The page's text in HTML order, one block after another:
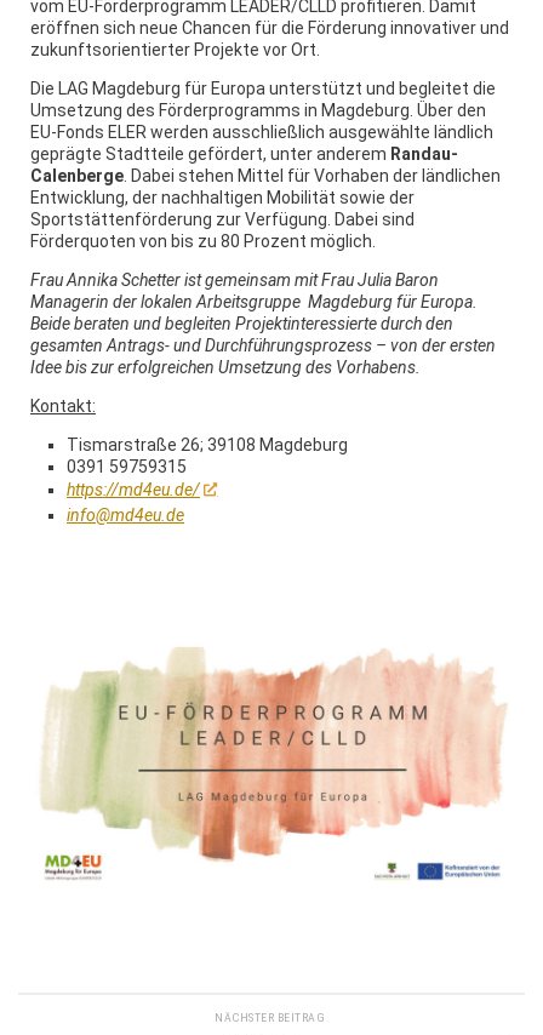
vom EU-Förderprogramm LEADER/CLLD profitieren. Damit
eröffnen sich neue Chancen für die Förderung innovativer und
zukunftsorientierter Projekte vor Ort.
Die LAG Magdeburg für Europa unterstützt und begleitet die
Umsetzung des Förderprogramms in Magdeburg. Über den
EU-Fonds ELER werden ausschließlich ausgewählte ländlich
geprägte Stadtteile gefördert, unter anderem Randau-
Calenberge . Dabei stehen Mittel für Vorhaben der ländlichen
Entwicklung, der nachhaltigen Mobilität sowie der
Sportstättenförderung zur Verfügung. Dabei sind
Förderquoten von bis zu 80 Prozent möglich.
Frau Annika Schetter ist gemeinsam mit Frau Julia Baron
Managerin der lokalen Arbeitsgruppe Magdeburg für Europa.
Beide beraten und begleiten Projektinteressierte durch den
gesamten Antrags- und Durchführungsprozess – von der ersten
Idee bis zur erfolgreichen Umsetzung des Vorhabens.
Kontakt:
Tismarstraße 26; 39108 Magdeburg
0391 59759315
https://md4eu.de/
info@md4eu.de
NÄCHSTER BEITRAG